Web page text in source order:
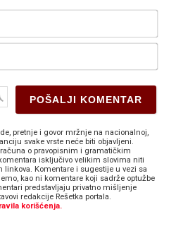
E-
pretnje i govor mržnje na nacionalnoj,
svake vrste neće biti objavljeni.
o pravopisnim i gramatičkim
isključivo velikim slovima niti
Komentare i sugestije u vezi sa
kao ni komentare koji sadrže optužbe
predstavljaju privatno mišljenje
redakcije Rešetka portala.
korišćenja.